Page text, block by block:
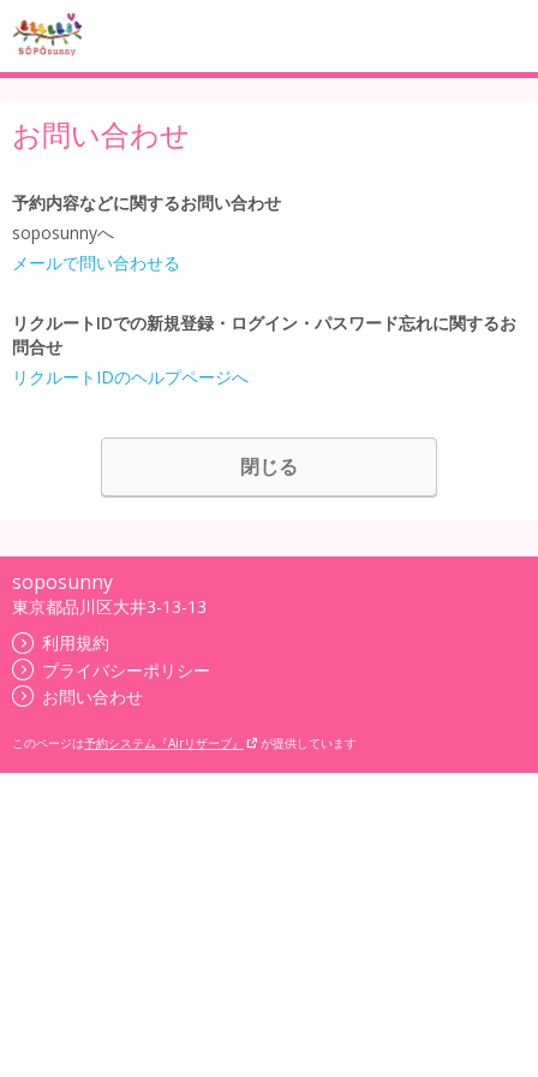
お問い合わせ
予約内容などに関するお問い合わせ
soposunnyへ
メールで問い合わせる
リクルートIDでの新規登録・ログイン・パスワード忘れに関するお
問合せ
リクルートIDのヘルプページへ
閉じる
soposunny
東京都品川区大井3-13-13
利用規約
プライバシーポリシー
お問い合わせ
このページは予約システム『Airリザーブ』 が提供しています